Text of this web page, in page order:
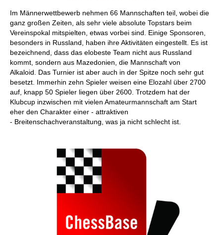
Im Männerwettbewerb nehmen 66 Mannschaften teil, wobei die
ganz großen Zeiten, als sehr viele absolute Topstars beim
Vereinspokal mitspielten, etwas vorbei sind. Einige Sponsoren,
besonders in Russland, haben ihre Aktivitäten eingestellt. Es ist
bezeichnend, dass das elobeste Team nicht aus Russland
kommt, sondern aus Mazedonien, die Mannschaft von
Alkaloid. Das Turnier ist aber auch in der Spitze noch sehr gut
besetzt. Immerhin zehn Spieler weisen eine Elozahl über 2700
auf, knapp 50 Spieler liegen über 2600. Trotzdem hat der
Klubcup inzwischen mit vielen Amateurmannschaft am Start
eher den Charakter einer - attraktiven
- Breitenschachveranstaltung, was ja nicht schlecht ist.